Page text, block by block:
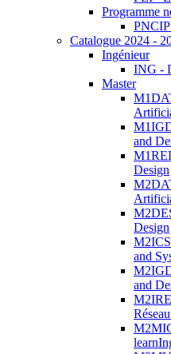
Programme
Catalogue 2024 -
Ingénieur
ING -
Master
and
Design
Design
and
and